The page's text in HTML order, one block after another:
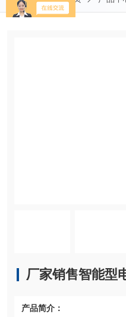
厂家销售智能型
产品简介：